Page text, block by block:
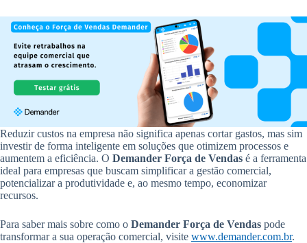
Reduzir custos na empresa não significa apenas cortar gastos, mas sim
investir de forma inteligente em soluções que otimizem processos e
aumentem a eficiência. O Demander Força de Vendas é a ferramenta
ideal para empresas que buscam simplificar a gestão comercial,
potencializar a produtividade e, ao mesmo tempo, economizar
recursos.
Para saber mais sobre como o Demander Força de Vendas pode
transformar a sua operação comercial, visite www.demander.com.br.